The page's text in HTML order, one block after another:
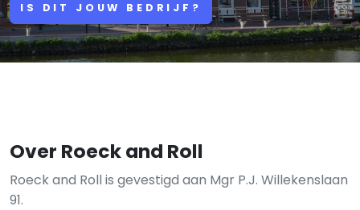
IS DIT JOUW BEDRIJF?
Over Roeck and Roll
Roeck and Roll is gevestigd aan Mgr P.J. Willekenslaan
91.